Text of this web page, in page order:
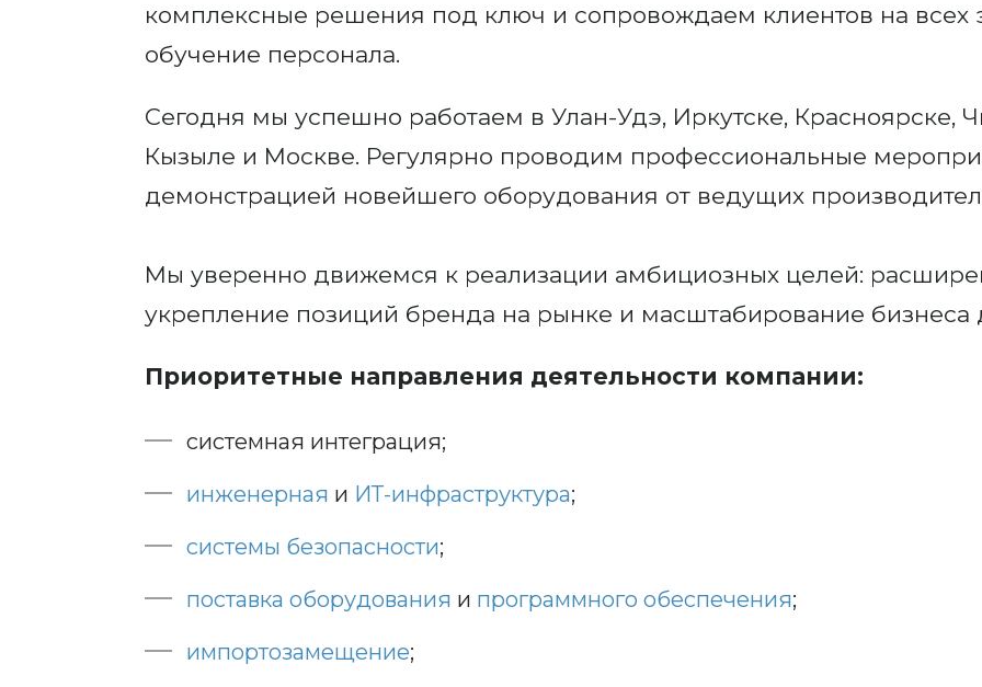
комплексные решения под ключ и сопровождаем клиентов на всех
обучение персонала.
Сегодня мы успешно работаем в Улан-Удэ, Иркутске, Красноярске,
Кызыле и Москве. Регулярно проводим профессиональные
демонстрацией новейшего оборудования от ведущих
Мы уверенно движемся к реализации амбициозных целей:
укрепление позиций бренда на рынке и масштабирование бизнеса
Приоритетные направления деятельности компании:
системная интеграция;
инженерная и ИТ-инфраструктура;
системы безопасности;
поставка оборудования и программного обеспечения;
импортозамещение;